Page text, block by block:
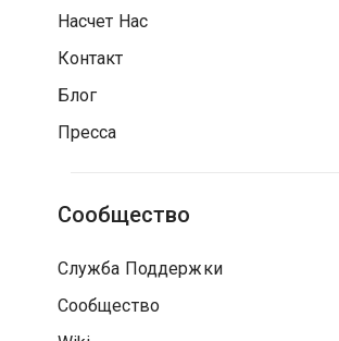
Насчет Нас
Контакт
Блог
Пресса
Сообщество
Служба Поддержки
Сообщество